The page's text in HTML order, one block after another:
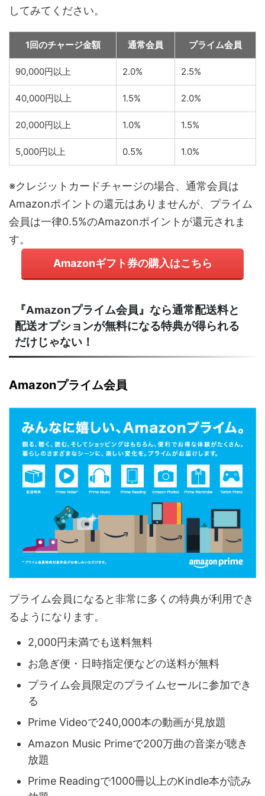
してみてください。
1回のチャージ金額 通常会員 プライム会員
90,000円以上 2.0% 2.5%
40,000円以上 1.5% 2.0%
20,000円以上 1.0% 1.5%
5,000円以上 0.5% 1.0%
※クレジットカードチャージの場合、通常会員は
Amazonポイントの還元はありませんが、プライム
会員は一律0.5%のAmazonポイントが還元されま
す。
Amazonギフト券の購入はこちら
『Amazonプライム会員』なら通常配送料と
配送オプションが無料になる特典が得られる
だけじゃない！
Amazonプライム会員
プライム会員になると非常に多くの特典が利用でき
るようになります。
2,000円未満でも送料無料
お急ぎ便・日時指定便などの送料が無料
プライム会員限定のプライムセールに参加でき
る
Prime Videoで240,000本の動画が見放題
Amazon Music Primeで200万曲の音楽が聴き
放題
Prime Readingで1000冊以上のKindle本が読み